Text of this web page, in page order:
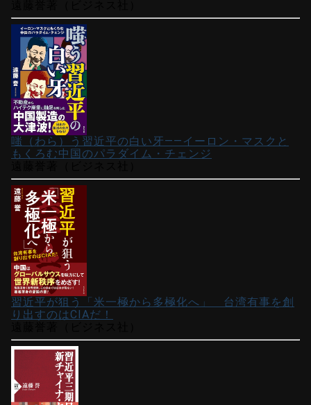
嗤（わら）う習近平の白い牙――イーロン・マスクと
もくろむ中国のパラダイム・チェンジ
習近平が狙う「米一極から多極化へ」 台湾有事を創
り出すのはCIAだ！